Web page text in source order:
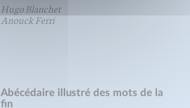
Hugo Blanchet
Anouck Ferri
Abécédaire illustré des mots de la
fin